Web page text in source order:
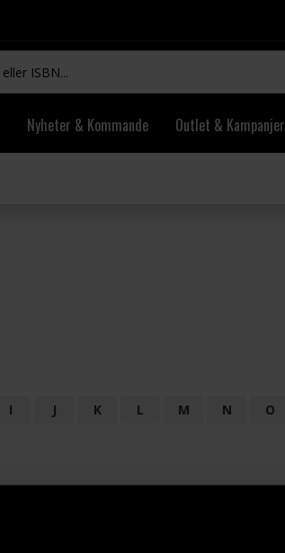
Nyheter & Kommande Outlet & Kampanjer
I J K L M N O